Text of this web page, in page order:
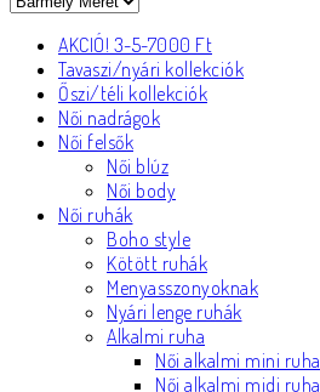
AKCIÓ! 3-5-7000 Ft
Tavaszi/nyári kollekciók
Őszi/téli kollekciók
Női nadrágok
Női felsők
Női blúz
Női body
Női ruhák
Boho style
Kötött ruhák
Menyasszonyoknak
Nyári lenge ruhák
Alkalmi ruha
Női alkalmi mini ruha
Női alkalmi midi ruha